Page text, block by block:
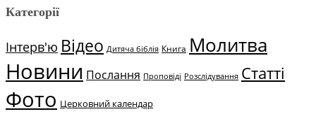
Категорії
Інтерв'ю Відео Дитяча біблія Книга Молитва
Новини Послання Проповіді Розслідування Статті
Фото Церковний календар